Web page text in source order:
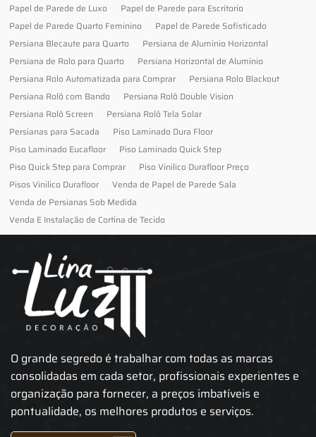
Papel de Parede de Luxo
Papel de Parede para Escritorio
Papel de Parede Quarto Feminino
Papel de Parede Sofisticado
Persiana Blecaute para Quarto
Persiana de Alumínio Horizontal
Persiana de Rolo para Quarto
Persiana Horizontal de Alumínio
Persiana Rolo Automatizada para Comprar
Persiana Rolo Blackout
Persiana Rolô com Bando
Persiana Rolô Double Vision
Persiana Rolô Screen
Persiana Rolô Tela Solar
Persianas para Sacada
Piso Laminado Dura Floor
Piso Laminado Eucafloor
Piso Laminado Quick Step
Piso Quick Step para Comprar
Piso Vinilico Durafloor Preço
Pisos Vinilico Durafloor
Venda de Papel de Parede Sala
Venda de Persianas Sob Medida
Venda E Instalação de Cortina de Tecido
O grande segredo é trabalhar com todas as marcas
consolidadas em cada setor, profissionais experientes e
organização para fornecer, a preços imbatíveis e
pontualidade, os melhores produtos e serviços.